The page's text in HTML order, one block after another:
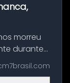
morreu
durante
do
em